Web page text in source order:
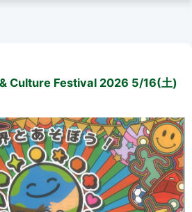
所
Culture Festival 2026 5/16(土)